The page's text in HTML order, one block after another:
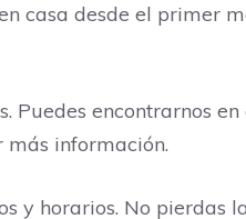
casa desde el primer
Puedes encontrarnos
más información.
y horarios. No pierdas